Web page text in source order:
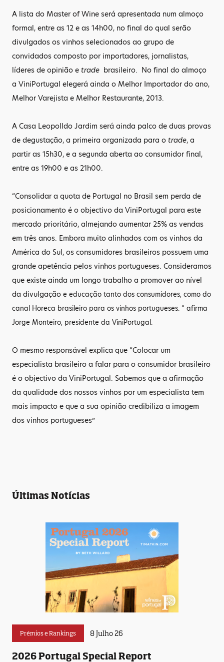
A lista do Master of Wine será apresentada num almoço
formal, entre as 12 e as 14h00, no final do qual serão
divulgados os vinhos selecionados ao grupo de
convidados composto por importadores, jornalistas,
líderes de opinião e trade brasileiro. No final do almoço
a ViniPortugal elegerá ainda o Melhor Importador do ano,
Melhor Varejista e Melhor Restaurante, 2013.
A Casa Leopolldo Jardim será ainda palco de duas provas
de degustação, a primeira organizada para o trade, a
partir as 15h30, e a segunda aberta ao consumidor final,
entre as 19h00 e as 21h00.
“Consolidar a quota de Portugal no Brasil sem perda de
posicionamento é o objectivo da ViniPortugal para este
mercado prioritário, almejando aumentar 25% as vendas
em três anos. Embora muito alinhados com os vinhos da
América do Sul, os consumidores brasileiros possuem uma
grande apetência pelos vinhos portugueses. Consideramos
que existe ainda um longo trabalho a promover ao nível
da divulgação e educação tanto dos consumidores, como do
canal Horeca brasileiro para os vinhos portugueses. “ afirma
Jorge Monteiro, presidente da ViniPortugal.
O mesmo responsável explica que “Colocar um
especialista brasileiro a falar para o consumidor brasileiro
é o objectivo da ViniPortugal. Sabemos que a afirmação
da qualidade dos nossos vinhos por um especialista tem
mais impacto e que a sua opinião credibiliza a imagem
dos vinhos portugueses”
Últimas Notícias
Prémios e Rankings 8 Julho 26
2026 Portugal Special Report